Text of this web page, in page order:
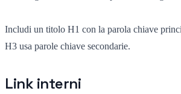
Includi un titolo H1 con la parola chiave
H3 usa parole chiave secondarie.
Link interni